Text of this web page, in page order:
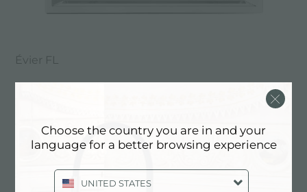
Évier FL
Choose the country you are in and your
language for a better browsing experience
UNITED STATES